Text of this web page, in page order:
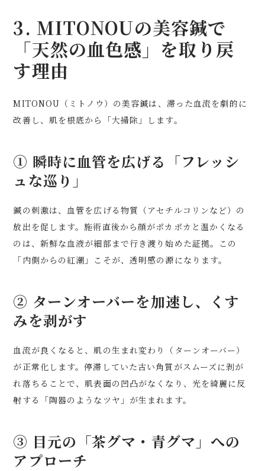
3. MITONOUの美容鍼で
「天然の血色感」を取り戻
す理由
MITONOU（ミトノウ）の美容鍼は、滞った血流を劇的に
改善し、肌を根底から「大掃除」します。
① 瞬時に血管を広げる「フレッシ
ュな巡り」
鍼の刺激は、血管を広げる物質（アセチルコリンなど）の
放出を促します。施術直後から顔がポカポカと温かくなる
のは、新鮮な血液が細部まで行き渡り始めた証拠。この
「内側からの紅潮」こそが、透明感の源になります。
② ターンオーバーを加速し、くす
みを剥がす
血流が良くなると、肌の生まれ変わり（ターンオーバー）
が正常化します。停滞していた古い角質がスムーズに剥が
れ落ちることで、肌表面の凹凸がなくなり、光を綺麗に反
射する「陶器のようなツヤ」が生まれます。
③ 目元の「茶グマ・青グマ」への
アプローチ